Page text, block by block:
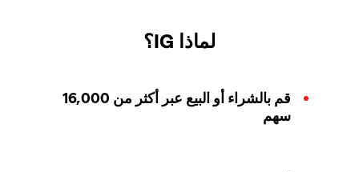
لماذا IG؟
قم بالشراء أو البيع عبر أكثر من 16,000
سهم